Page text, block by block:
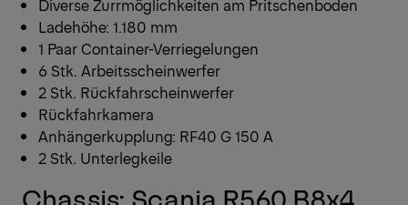
Diverse Zurrmöglichkeiten am Pritschenboden
Ladehöhe: 1.180 mm
1 Paar Container-Verriegelungen
6 Stk. Arbeitsscheinwerfer
2 Stk. Rückfahrscheinwerfer
Rückfahrkamera
Anhängerkupplung: RF40 G 150 A
2 Stk. Unterlegkeile
Chassis: Scania R560 B8x4